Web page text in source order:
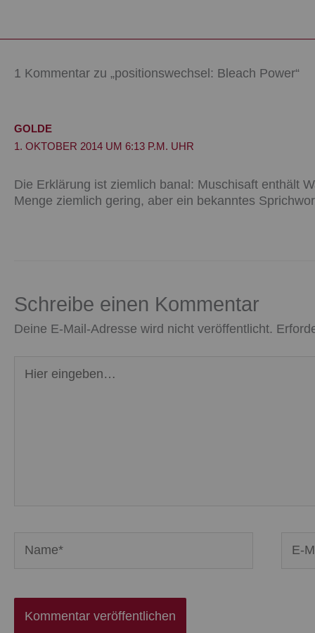
1 Kommentar zu „positionswechsel: Bleach Power“
GOLDE
1. OKTOBER 2014 UM 6:13 P.M. UHR
Die Erklärung ist ziemlich banal: Muschisaft enthält
Menge ziemlich gering, aber ein bekanntes
Schreibe einen Kommentar
Deine E-Mail-Adresse wird nicht veröffentlicht.
eingeben…
Mail-